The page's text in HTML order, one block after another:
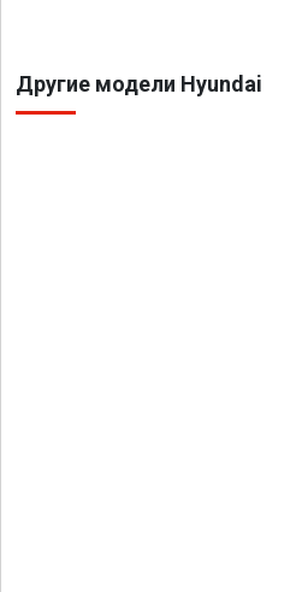
Другие модели Hyundai